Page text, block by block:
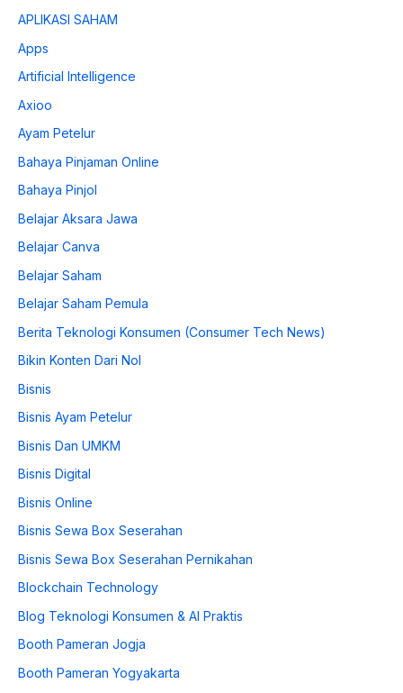
APLIKASI SAHAM
Apps
Artificial Intelligence
Axioo
Ayam Petelur
Bahaya Pinjaman Online
Bahaya Pinjol
Belajar Aksara Jawa
Belajar Canva
Belajar Saham
Belajar Saham Pemula
Berita Teknologi Konsumen (Consumer Tech News)
Bikin Konten Dari Nol
Bisnis
Bisnis Ayam Petelur
Bisnis Dan UMKM
Bisnis Digital
Bisnis Online
Bisnis Sewa Box Seserahan
Bisnis Sewa Box Seserahan Pernikahan
Blockchain Technology
Blog Teknologi Konsumen & AI Praktis
Booth Pameran Jogja
Booth Pameran Yogyakarta